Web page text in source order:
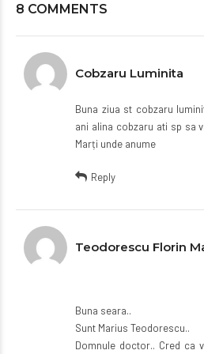
8 COMMENTS
Cobzaru Luminita
Buna ziua st cobzaru
ani alina cobzaru ati sp sa
Marți unde anume
Reply
Teodorescu Florin
Buna seara..
Sunt Marius Teodorescu..
Domnule doctor.. Cred ca